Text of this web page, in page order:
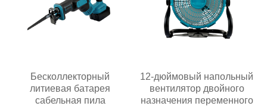
Бесколлекторный
литиевая батарея
сабельная пила
12-дюймовый напольный
вентилятор двойного
назначения переменного